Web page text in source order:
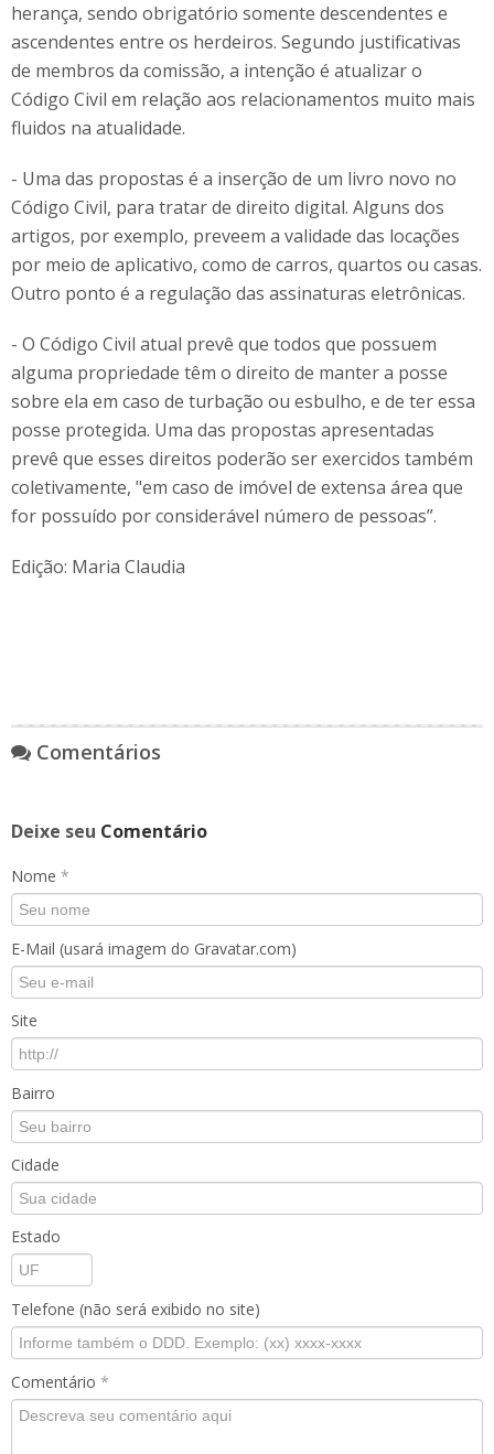
herança, sendo obrigatório somente descendentes e
ascendentes entre os herdeiros. Segundo justificativas
de membros da comissão, a intenção é atualizar o
Código Civil em relação aos relacionamentos muito mais
fluidos na atualidade.
- Uma das propostas é a inserção de um livro novo no
Código Civil, para tratar de direito digital. Alguns dos
artigos, por exemplo, preveem a validade das locações
por meio de aplicativo, como de carros, quartos ou casas.
Outro ponto é a regulação das assinaturas eletrônicas.
- O Código Civil atual prevê que todos que possuem
alguma propriedade têm o direito de manter a posse
sobre ela em caso de turbação ou esbulho, e de ter essa
posse protegida. Uma das propostas apresentadas
prevê que esses direitos poderão ser exercidos também
coletivamente, "em caso de imóvel de extensa área que
for possuído por considerável número de pessoas”.
Edição: Maria Claudia
Comentários
Deixe seu Comentário
Nome *
E-Mail (usará imagem do Gravatar.com)
Site
Bairro
Cidade
Estado
Telefone (não será exibido no site)
Comentário *